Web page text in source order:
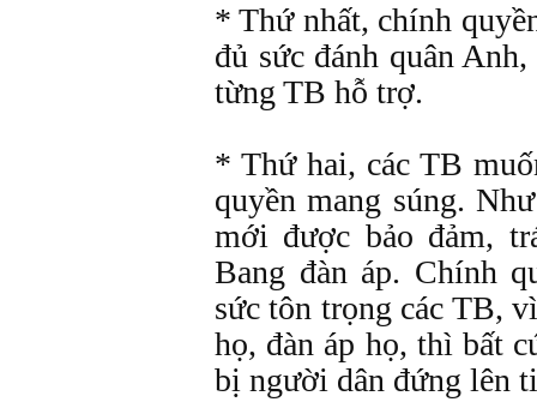
* Thứ nhất, chính
đủ sức đánh quân
từng TB hỗ trợ.
* Thứ hai, các TB
quyền mang súng.
mới được bảo đảm,
Bang đàn áp. Chính
sức tôn trọng các TB,
họ, đàn áp họ, thì bất
bị người dân đứng lên